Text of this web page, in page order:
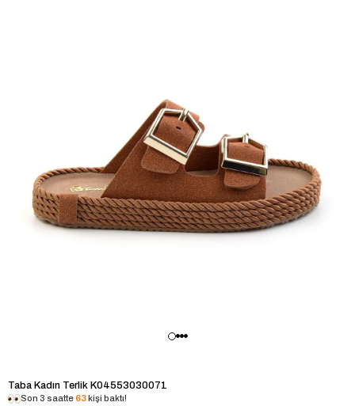
Taba Kadın Terlik K04553030071
Son 3 saatte 63kişi baktı!